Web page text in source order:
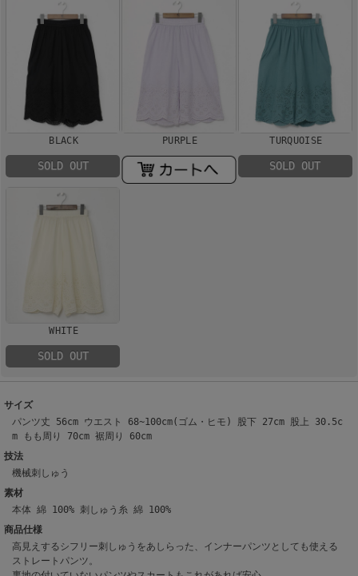
BLACK
SOLD OUT
PURPLE TURQUOISE
SOLD OUT
WHITE
SOLD OUT
サイズ
パンツ丈 56cm ウエスト 68~100cm(ゴム・ヒモ) 股下 27cm 股上 30.5c
m もも周り 70cm 裾周り 60cm
技法
機械刺しゅう
素材
本体 綿 100% 刺しゅう糸 綿 100%
商品仕様
高見えするシフリー刺しゅうをあしらった、インナーパンツとしても使える
ストレートパンツ。